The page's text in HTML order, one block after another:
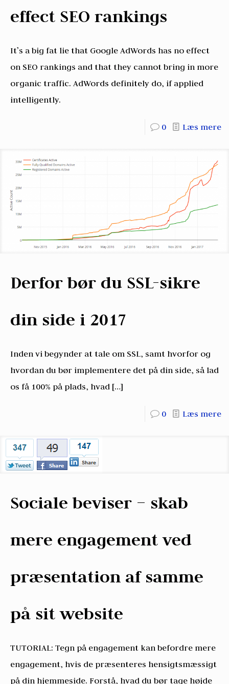
effect SEO rankings
It’s a big fat lie that Google AdWords has no effect
on SEO rankings and that they cannot bring in more
organic traffic. AdWords definitely do, if applied
intelligently.
0 Læs mere
Derfor bør du SSL-sikre
din side i 2017
Inden vi begynder at tale om SSL, samt hvorfor og
hvordan du bør implementere det på din side, så lad
os få 100% på plads, hvad […]
0 Læs mere
Sociale beviser – skab
mere engagement ved
præsentation af samme
på sit website
TUTORIAL: Tegn på engagement kan befordre mere
engagement, hvis de præsenteres hensigtsmæssigt
på din hjemmeside. Forstå, hvad du bør tage højde